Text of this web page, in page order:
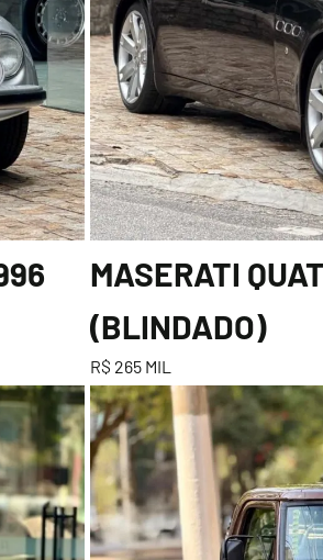
MASERATI
(BLINDADO)
R$ 265 MIL